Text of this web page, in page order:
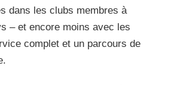
dans les clubs membres à
– et encore moins avec les
complet et un parcours de